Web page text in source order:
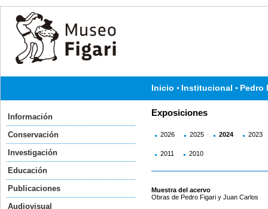
Inicio Institucional Pedro
Información
Conservación
Investigación
Educación
Publicaciones
Audiovisual
Exposiciones
2026 2025 2024 2023
2011 2010
Muestra del acervo
Obras de Pedro Figari y Juan Carlos